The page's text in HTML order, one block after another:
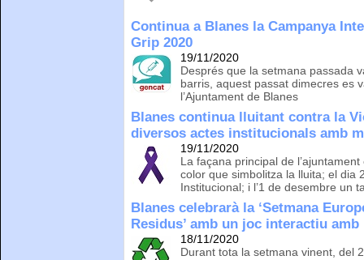
Continua a Blanes la Campanya
Grip 2020
19/11/2020
Després que la setmana passada
barris, aquest passat dimecres es
l’Ajuntament de Blanes
Blanes continua lluitant contra la
diversos actes institucionals amb
19/11/2020
La façana principal de
color que simbolitza la lluita; el dia
Institucional; i l’1 de desembre un
Blanes celebrarà la ‘Setmana
Residus’ amb un joc interactiu
18/11/2020
Durant tota la setmana vinent, del